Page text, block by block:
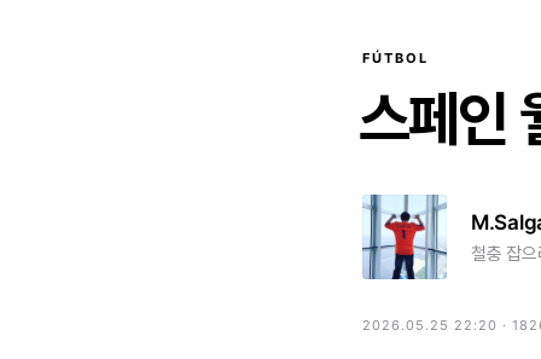
FÚTBOL
스페인
철충 잡
2026.05.25 22:20 ·